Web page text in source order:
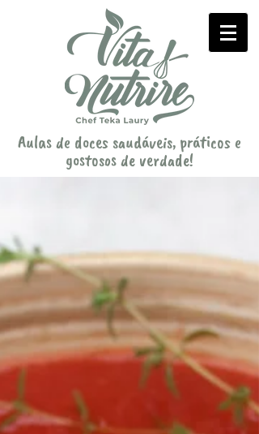
Aulas de doces saudáveis, práticos e
gostosos de verdade!